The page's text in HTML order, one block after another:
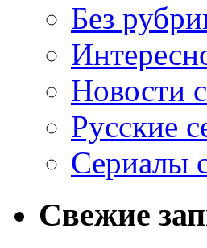
Без
Новости
Русские
Сериалы
Свежие